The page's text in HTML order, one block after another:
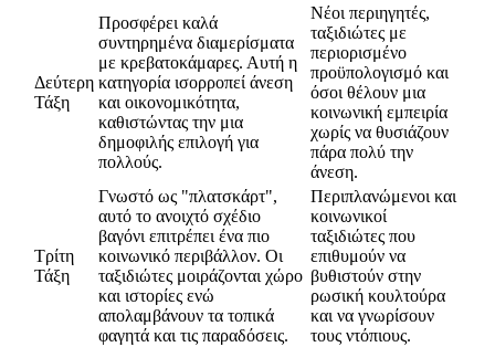
Δεύτερη
Τάξη
Προσφέρει καλά
συντηρημένα διαμερίσματα
με κρεβατοκάμαρες. Αυτή η
κατηγορία ισορροπεί άνεση
και οικονομικότητα,
καθιστώντας την μια
δημοφιλής επιλογή για
πολλούς.
Νέοι περιηγητές,
ταξιδιώτες με
περιορισμένο
προϋπολογισμό και
όσοι θέλουν μια
κοινωνική εμπειρία
χωρίς να θυσιάζουν
πάρα πολύ την
άνεση.
Τρίτη
Τάξη
Γνωστό ως "πλατσκάρτ",
αυτό το ανοιχτό σχέδιο
βαγόνι επιτρέπει ένα πιο
κοινωνικό περιβάλλον. Οι
ταξιδιώτες μοιράζονται χώρο
και ιστορίες ενώ
απολαμβάνουν τα τοπικά
φαγητά και τις παραδόσεις.
Περιπλανώμενοι και
κοινωνικοί
ταξιδιώτες που
επιθυμούν να
βυθιστούν στην
ρωσική κουλτούρα
και να γνωρίσουν
τους ντόπιους.